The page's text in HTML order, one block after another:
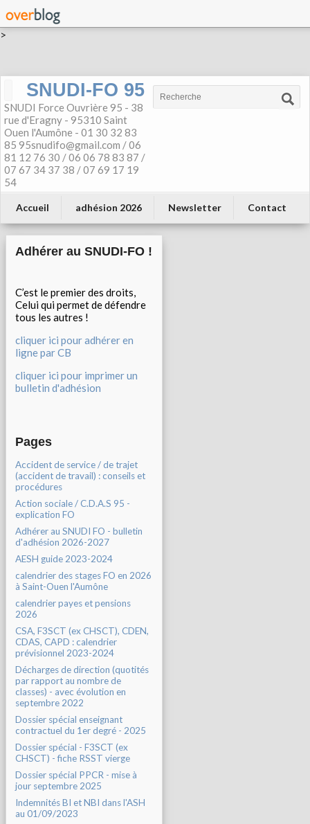
>
SNUDI-FO 95
SNUDI Force Ouvrière 95 - 38
rue d'Eragny - 95310 Saint
Ouen l'Aumône - 01 30 32 83
85 95snudifo@gmail.com / 06
81 12 76 30 / 06 06 78 83 87 /
07 67 34 37 38 / 07 69 17 19
54
Accueil adhésion 2026 Newsletter Contact
Adhérer au SNUDI-FO !
C’est le premier des droits,
Celui qui permet de défendre
tous les autres !
cliquer ici pour adhérer en
ligne par CB
cliquer ici pour imprimer un
bulletin d'adhésion
Pages
Accident de service / de trajet
(accident de travail) : conseils et
procédures
Action sociale / C.D.A.S 95 -
explication FO
Adhérer au SNUDI FO - bulletin
d'adhésion 2026-2027
AESH guide 2023-2024
calendrier des stages FO en 2026
à Saint-Ouen l'Aumône
calendrier payes et pensions
2026
CSA, F3SCT (ex CHSCT), CDEN,
CDAS, CAPD : calendrier
prévisionnel 2023-2024
Décharges de direction (quotités
par rapport au nombre de
classes) - avec évolution en
septembre 2022
Dossier spécial enseignant
contractuel du 1er degré - 2025
Dossier spécial - F3SCT (ex
CHSCT) - fiche RSST vierge
Dossier spécial PPCR - mise à
jour septembre 2025
Indemnités BI et NBI dans l'ASH
au 01/09/2023